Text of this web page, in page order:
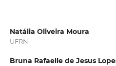
Natália Oliveira Moura
UFRN
Bruna Rafaelle de Jesus